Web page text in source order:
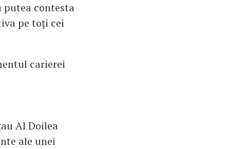
putea contesta
pe toți cei
carierei
Al Doilea
ale unei